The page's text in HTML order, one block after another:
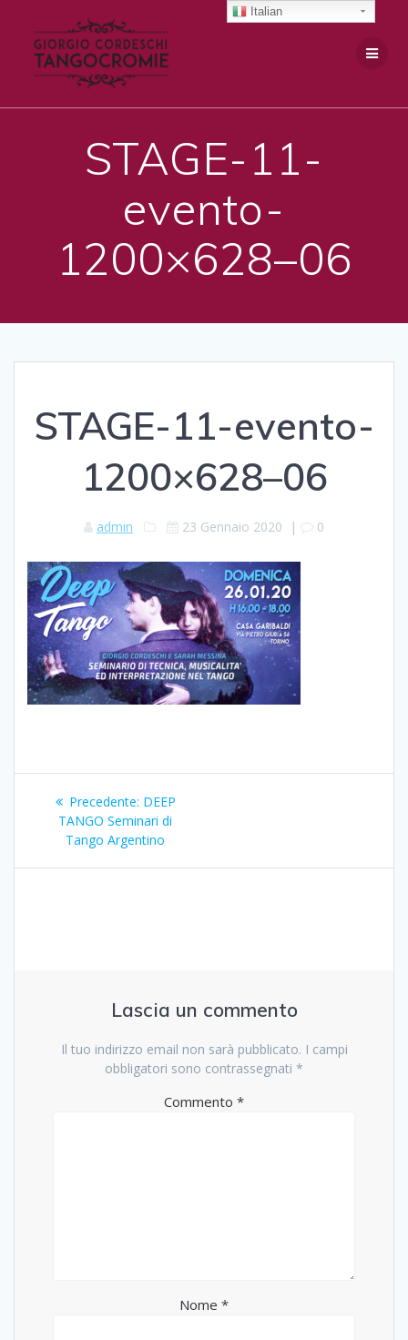
STAGE-11-
evento-
1200×628–06
STAGE-11-evento-
1200×628–06
admin 23 Gennaio 2020 | 0
Navigazione
articoli
Precedente: Articolo
precedente:
DEEP
TANGO Seminari di
Tango Argentino
Lascia un commento
Il tuo indirizzo email non sarà pubblicato. I campi
obbligatori sono contrassegnati *
Commento *
Nome *
Italian